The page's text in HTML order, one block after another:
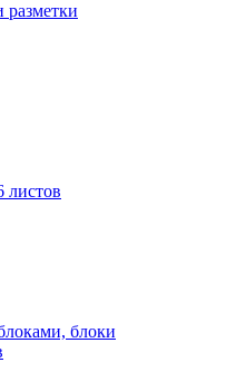
разметки
листов
блоки